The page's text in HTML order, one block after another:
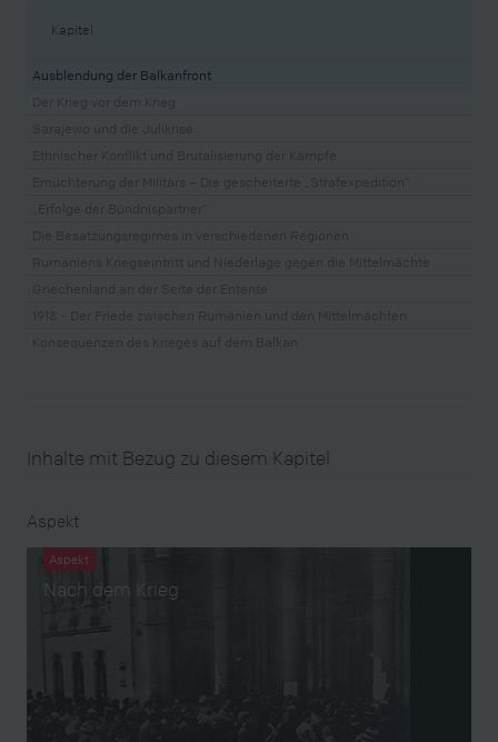
Kapitel
Ausblendung der Balkanfront
Inhalte mit Bezug zu diesem Kapitel
Aspekt
Aspekt
Nach dem Krieg